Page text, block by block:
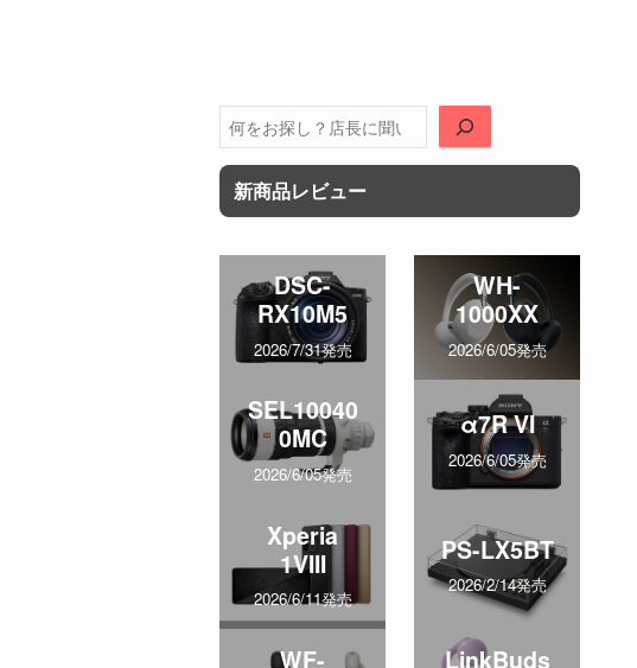
検
索
新商品レビュー
DSC-
RX10M5
2026/7/31発売
WH-
1000XX
2026/6/05発売
SEL10040
0MC
2026/6/05発売
α7R VI
2026/6/05発売
Xperia
1VIII
2026/6/11発売
PS-LX5BT
2026/2/14発売
WF-
LinkBuds